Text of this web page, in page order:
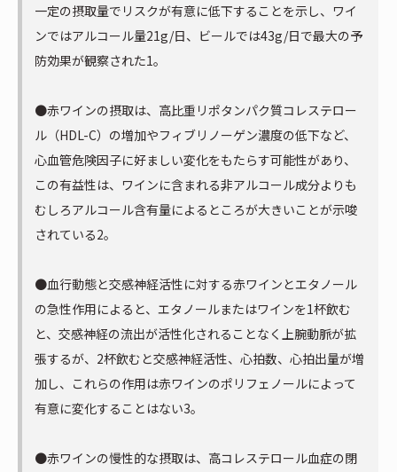
一定の摂取量でリスクが有意に低下することを示し、ワイ
ンではアルコール量21g/日、ビールでは43g/日で最大の予
防効果が観察された1。
●赤ワインの摂取は、高比重リポタンパク質コレステロー
ル（HDL-C）の増加やフィブリノーゲン濃度の低下など、
心血管危険因子に好ましい変化をもたらす可能性があり、
この有益性は、ワインに含まれる非アルコール成分よりも
むしろアルコール含有量によるところが大きいことが示唆
されている2。
●血行動態と交感神経活性に対する赤ワインとエタノール
の急性作用によると、エタノールまたはワインを1杯飲む
と、交感神経の流出が活性化されることなく上腕動脈が拡
張するが、2杯飲むと交感神経活性、心拍数、心拍出量が増
加し、これらの作用は赤ワインのポリフェノールによって
有意に変化することはない3。
●赤ワインの慢性的な摂取は、高コレステロール血症の閉